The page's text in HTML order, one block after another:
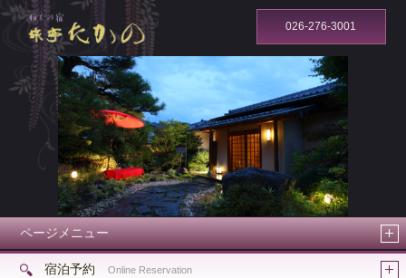
026-276-3001
ページメニュー
宿泊予約Online Reservation